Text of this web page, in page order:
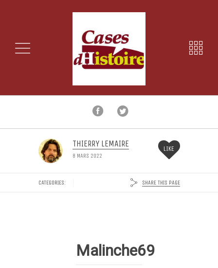
THIERRY LEMAIRE
8 MARS 2022
LIKE
CATEGORIES: SHARE THIS PAGE
Malinche69